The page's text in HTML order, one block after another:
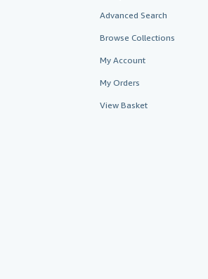
Advanced Search
Browse Collections
My Account
My Orders
View Basket